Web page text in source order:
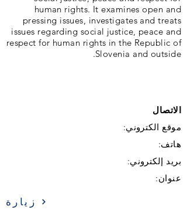
human rights. It examines open and
pressing issues, investigates and treats
issues regarding social justice, peace and
respect for human rights in the Republic of
Slovenia and outside.
الاتصال
موقع الكتروني:
هاتف:
بريد إلكتروني:
عنوان:
زيارة